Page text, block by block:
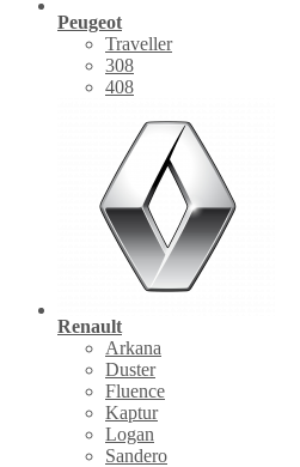
Peugeot
Traveller
308
408
Renault
Arkana
Duster
Fluence
Kaptur
Logan
Sandero